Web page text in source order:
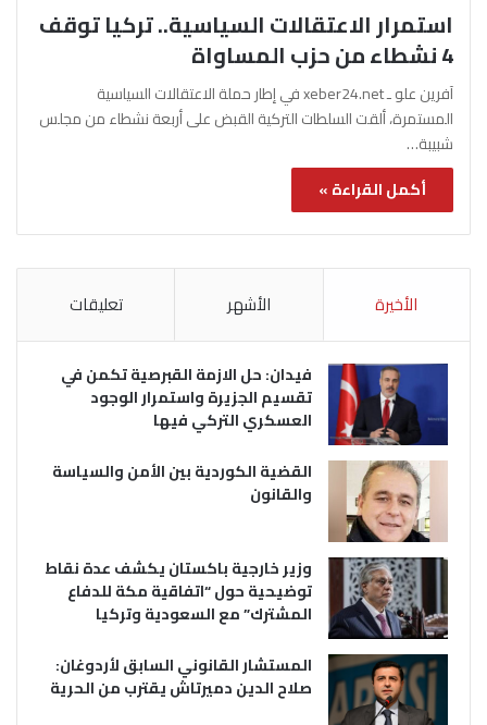
استمرار الاعتقالات السياسية.. تركيا توقف
4 نشطاء من حزب المساواة
آفرين علو ـ xeber24.net في إطار حملة الاعتقالات السياسية
المستمرة، ألقت السلطات التركية القبض على أربعة نشطاء من مجلس
شبيبة…
أكمل القراءة »
الأخيرة الأشهر تعليقات
فيدان: حل الازمة القبرصية تكمن في
تقسيم الجزيرة واستمرار الوجود
العسكري التركي فيها
القضية الكوردية بين الأمن والسياسة
والقانون
وزير خارجية باكستان يكشف عدة نقاط
توضيحية حول “اتفاقية مكة للدفاع
المشترك” مع السعودية وتركيا
المستشار القانوني السابق لأردوغان:
صلاح الدين دميرتاش يقترب من الحرية